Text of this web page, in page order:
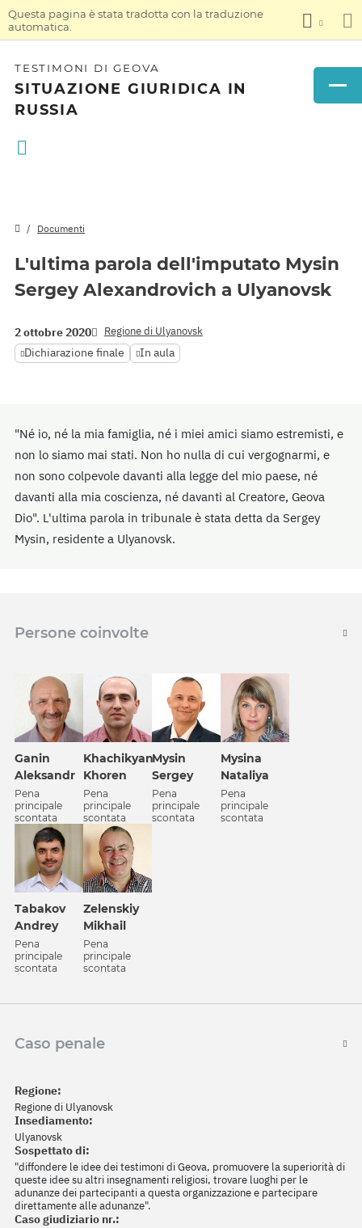
Questa pagina è stata tradotta con la traduzione
automatica.
TESTIMONI DI GEOVA
SITUAZIONE GIURIDICA IN
RUSSIA
Documenti
L'ultima parola dell'imputato Mysin
Sergey Alexandrovich a Ulyanovsk
2 ottobre 2020 Regione di Ulyanovsk
Dichiarazione finale In aula
"Né io, né la mia famiglia, né i miei amici siamo estremisti, e
non lo siamo mai stati. Non ho nulla di cui vergognarmi, e
non sono colpevole davanti alla legge del mio paese, né
davanti alla mia coscienza, né davanti al Creatore, Geova
Dio". L'ultima parola in tribunale è stata detta da Sergey
Mysin, residente a Ulyanovsk.
Persone coinvolte
Ganin
Aleksandr
Pena
principale
scontata
Khachikyan
Khoren
Pena
principale
scontata
Mysin
Sergey
Pena
principale
scontata
Mysina
Nataliya
Pena
principale
scontata
Tabakov
Andrey
Pena
principale
scontata
Zelenskiy
Mikhail
Pena
principale
scontata
Caso penale
Regione:
Regione di Ulyanovsk
Insediamento:
Ulyanovsk
Sospettato di:
"diffondere le idee dei testimoni di Geova, promuovere la superiorità di
queste idee su altri insegnamenti religiosi, trovare luoghi per le
adunanze dei partecipanti a questa organizzazione e partecipare
direttamente alle adunanze".
Caso giudiziario nr.: